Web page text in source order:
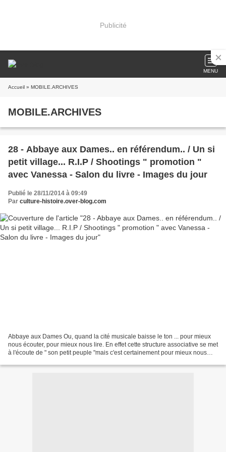
Publicité
MENU
Accueil » MOBILE.ARCHIVES
MOBILE.ARCHIVES
28 - Abbaye aux Dames.. en référendum.. / Un si
petit village... R.I.P / Shootings " promotion "
avec Vanessa - Salon du livre - Images du jour
Publié le 28/11/2014 à 09:49
Par culture-histoire.over-blog.com
Abbaye aux Dames Ou, quand la cité musicale baisse le ton ... pour mieux
nous écouter, pour mieux nous lire. En effet cette structure associative se met
à l'écoute de " son petit peuple "mais c'est certainement pour mieux nous